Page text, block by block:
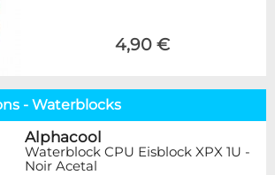
4,90 €
- Waterblocks
Alphacool
Waterblock CPU Eisblock XPX 1U -
Noir Acetal